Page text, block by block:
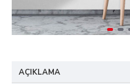
AÇIKLAMA